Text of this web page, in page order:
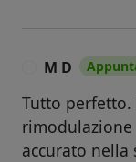
M D
Tutto perfetto.
accurato nella